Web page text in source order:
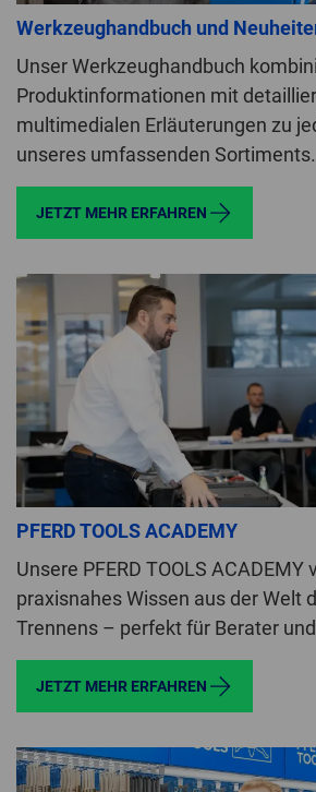
Werkzeughandbuch und
Unser Werkzeughandbuch
Produktinformationen mit
multimedialen Erläuterungen zu
unseres umfassenden Sortiments.
JETZT MEHR ERFAHREN
PFERD TOOLS ACADEMY
Unsere PFERD TOOLS
praxisnahes Wissen aus der Welt
Trennens – perfekt für Berater
JETZT MEHR ERFAHREN